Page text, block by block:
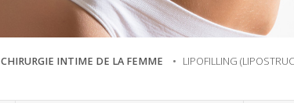
CHIRURGIE INTIME DE LA FEMME
LIPOFILLING